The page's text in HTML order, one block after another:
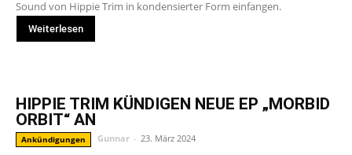
Sound von Hippie Trim in kondensierter Form einfangen.
Weiterlesen
HIPPIE TRIM KÜNDIGEN NEUE EP „MORBID
ORBIT“ AN
Ankündigungen Gunnar - 23. März 2024